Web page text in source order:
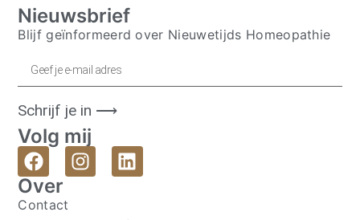
Nieuwsbrief
Blijf geïnformeerd over Nieuwetijds Homeopathie
Schrijf je in ⟶
Volg mij
Over
Contact